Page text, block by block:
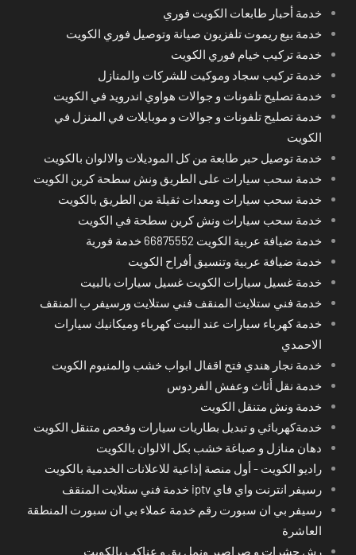
خدمة أحبار طابعات الكويت فوري
خدمة بيع ريموت تلفزيون صيانة وتوصيل فوري الكويت
خدمة تركيب خيام فوري الكويت
خدمة تركيب سجاد وموكيت للشركات والمنازل
خدمة تصليح تلفونات و جوالات هواوي اندرويد في الكويت
خدمة تصليح تلفونات و جوالات و موبايلات في المنزل في
الكويت
خدمة توصيل حبر طابعة من كل الموديلات والالوان بالكويت
خدمة سحب سيارات على الطريق ونش سطحة كرين الكويت
خدمة سحب سيارات ومعدات ثقيلة من الطريق بالكويت
خدمة سحب سيارات ونش كرين سطحة في الكويت
خدمة ضيافة عربية الكويت 66875552 خدمة فورية
خدمة ضيافة عربية وتنسيق أفراح الكويت
خدمة غسيل سيارات الكويت غسيل سيارات بالبيت
خدمة فني ستلايت المنقف فني ستلايت ورسيفر ب المنقف
خدمة كهرباء سيارات عند البيت كهرباء وميكانيك سيارات
الاحمدي
خدمة نجار هندي فتح اقفال ابواب خشب والمنيوم الكويت
خدمة نقل أثاث وعفش الفردوس
خدمة ونش متنقل الكويت
خدمةكهربائي و تبديل بطاريات سيارات وفحص متنقل الكويت
دهان منازل و صباغة خشب بكل الالوان بالكويت
راديو الكويت - أول منصة إذاعية للاعلانات الخدمية بالكويت
رسيفر انترنت واي فاي iptv خدمة فني ستلايت المنقف
رسيفر بي ان سبورت رقم خدمة عملاء بي ان سبورت المنطقة
العاشرة
رش حشرات و صراصير ونمل بق و عناكب بالكويت